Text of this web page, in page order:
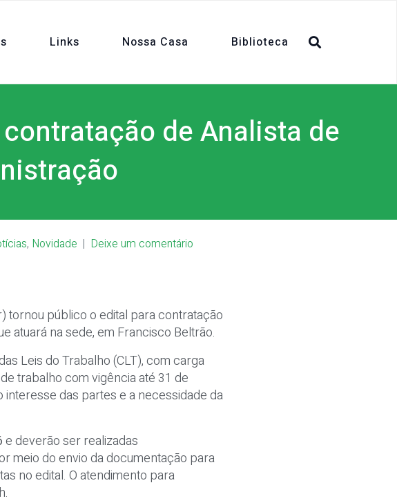
Links Nossa Casa Biblioteca
de Analista de
, Novidade Deixe um comentário
tornou público o edital para contratação
atuará na sede, em Francisco Beltrão.
Leis do Trabalho (CLT), com carga
trabalho com vigência até 31 de
das partes e a necessidade da
e deverão ser realizadas
meio do envio da documentação para
no edital. O atendimento para